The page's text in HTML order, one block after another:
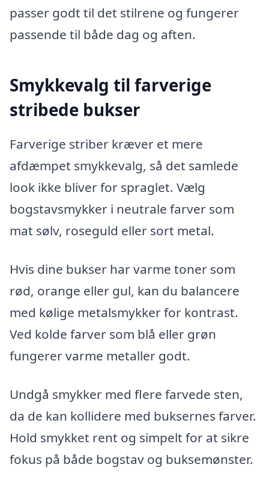
passer godt til det stilrene og fungerer
passende til både dag og aften.
Smykkevalg til farverige
stribede bukser
Farverige striber kræver et mere
afdæmpet smykkevalg, så det samlede
look ikke bliver for spraglet. Vælg
bogstavsmykker i neutrale farver som
mat sølv, roseguld eller sort metal.
Hvis dine bukser har varme toner som
rød, orange eller gul, kan du balancere
med kølige metalsmykker for kontrast.
Ved kolde farver som blå eller grøn
fungerer varme metaller godt.
Undgå smykker med flere farvede sten,
da de kan kollidere med buksernes farver.
Hold smykket rent og simpelt for at sikre
fokus på både bogstav og buksemønster.